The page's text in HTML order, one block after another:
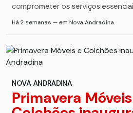
comprometer os serviços
Há 2 semanas — em Nova Andradina
NOVA ANDRADINA
Primavera